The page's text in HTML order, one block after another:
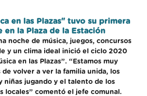
en las Plazas" tuvo su primera
en la Plaza de la Estación
noche de música, juegos, concursos
y un clima ideal inició el ciclo 2020
en las Plazas”. “Estamos muy
de volver a ver la familia unida, los
niñas jugando y el talento de los
locales” comentó el jefe comunal.